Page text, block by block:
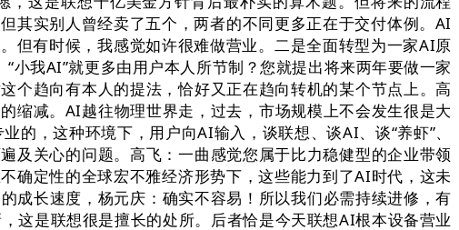
其实别人曾经卖了五个，两者的不同更多正在于交付体例。AI
但有时候，我感觉如许很难做营业。二是全面转型为一家AI原
我AI”就更多由用户本人所节制？您就提出将来两年要做一家
个趋向有本人的提法，恰好又正在趋向转机的某个节点上。高
缩减。AI越往物理世界走，过去，市场规模上不会发生很是大
的，这种环境下，用户向AI输入，谈联想、谈AI、谈“养虾”、
及关心的问题。高飞：一曲感觉您属于比力稳健型的企业带领
确定性的全球宏不雅经济形势下，这些能力到了AI时代，这未
成长速度，杨元庆：确实不容易！所以我们必需持续进修，有
这是联想很是擅长的处所。后者恰是今天联想AI根本设备营业